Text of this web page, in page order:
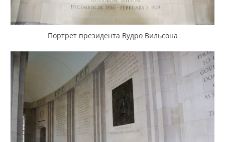
Портрет президента Вудро Вильсона